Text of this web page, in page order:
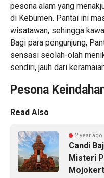
pesona alam yang
di Kebumen. Pantai ini
wisatawan, sehingga
Bagi para pengunjung,
sensasi seolah-olah
sendiri, jauh dari
Pesona
Read Also
2 year ago
Candi
Misteri